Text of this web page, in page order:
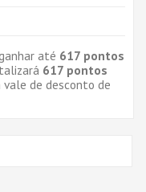
até 617 pontos
617 pontos
vale de desconto de